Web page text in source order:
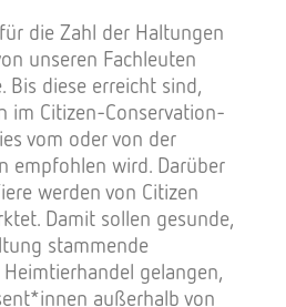
die Zahl der Haltungen
unseren Fachleuten
Bis diese erreicht sind,
im Citizen-Conservation-
vom oder von der
empfohlen wird. Darüber
werden von Citizen
Damit sollen gesunde,
stammende
gelangen,
außerhalb von